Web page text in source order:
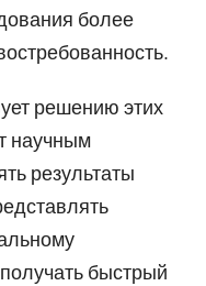
более
решению этих
научным
результаты
быстрый